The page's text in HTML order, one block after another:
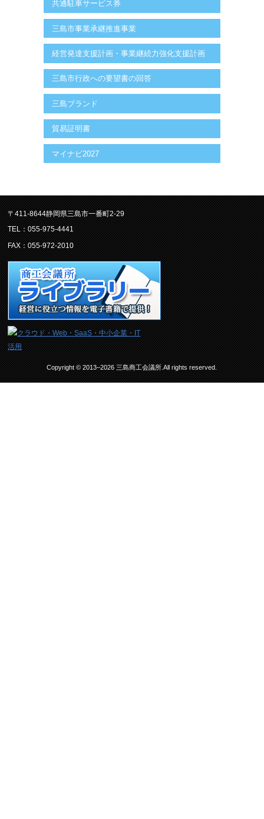
共通駐車サービス券
三島市事業承継推進事業
経営発達支援計画・事業継続力強化支援計画
三島市行政への要望書の回答
三島ブランド
貿易証明書
マイナビ2027
〒411-8644静岡県三島市一番町2-29
TEL：055-975-4441
FAX：055-972-2010
Copyright © 2013–2026 三島商工会議所.All rights reserved.